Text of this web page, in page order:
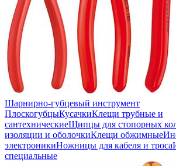
Шарнирно-губцевый инструмент
ПлоскогубцыКусачкиКлещи трубные и
сантехническиеЩипцы для стопорных
изоляции и оболочкиКлещи обжимные
электроникиНожницы для кабеля и троса
специальные